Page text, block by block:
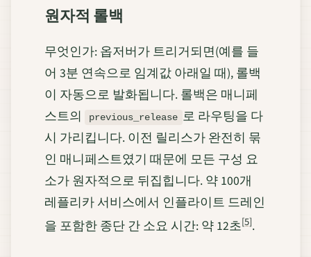
원자적 롤백
무엇인가: 옵저버가 트리거되면(예를 들
어 3분 연속으로 임계값 아래일 때), 롤백
이 자동으로 발화됩니다. 롤백은 매니페
스트의
previous_release 로 라우팅을 다
시 가리킵니다. 이전 릴리스가 완전히 묶
인 매니페스트였기 때문에 모든 구성 요
소가 원자적으로 뒤집힙니다. 약 100개
레플리카 서비스에서 인플라이트 드레인
을 포함한 종단 간 소요 시간: 약 12초[5].